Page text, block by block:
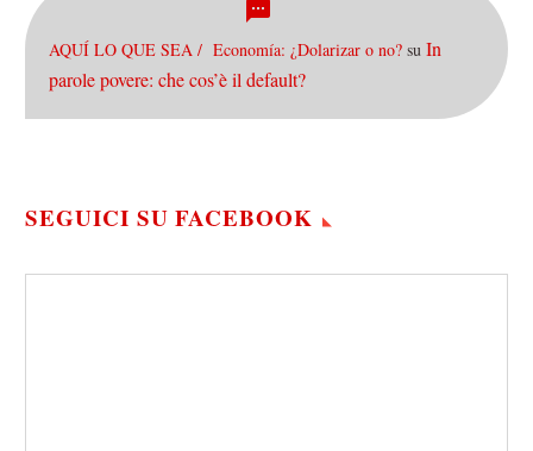
AQUÍ LO QUE SEA / Economía: ¿Dolarizar o no? su In
parole povere: che cos’è il default?
SEGUICI SU FACEBOOK